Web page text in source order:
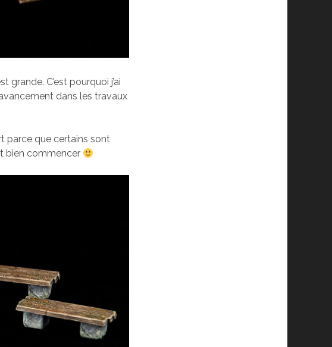
C’est pourquoi j’ai
dans les travaux
parce que certains sont
bien commencer